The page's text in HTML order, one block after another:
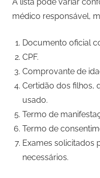
médico responsável,
Documento oficial
CPF.
Comprovante de
Certidão dos filhos,
usado.
Termo de
Termo de
Exames solicitados
necessários.